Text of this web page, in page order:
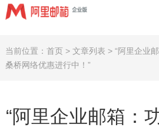
当前位置： 首页> 文章列表 > “阿里企业
桑桥网络优惠进行中！”
“阿里企业邮箱：